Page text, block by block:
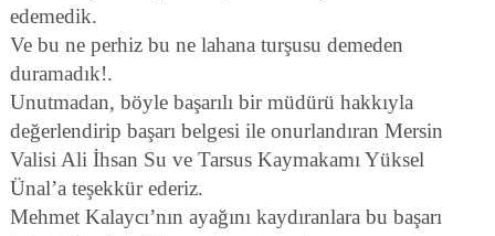
edemedik.
Ve bu ne perhiz bu ne lahana turşusu demeden
duramadık!.
Unutmadan, böyle başarılı bir müdürü hakkıyla
değerlendirip başarı belgesi ile onurlandıran Mersin
Valisi Ali İhsan Su ve Tarsus Kaymakamı Yüksel
Ünal’a teşekkür ederiz.
Mehmet Kalaycı’nın ayağını kaydıranlara bu başarı